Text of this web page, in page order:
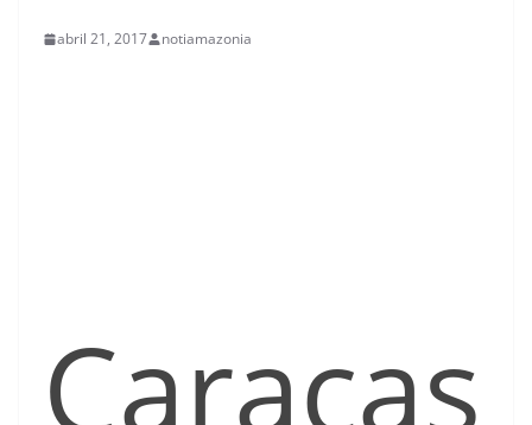
abril 21, 2017 notiamazonia
Caracas